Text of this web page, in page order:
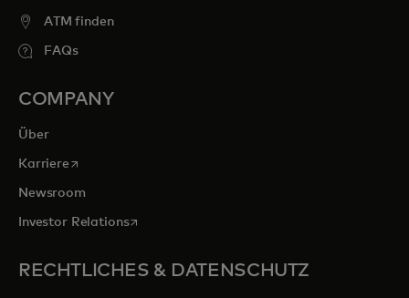
ATM finden
FAQs
COMPANY
Über
Karrierewird in einer neuen Registerkarte geöffnet
Newsroom
Investor Relationswird in einer neuen Registerkarte geöffnet
RECHTLICHES & DATENSCHUTZ